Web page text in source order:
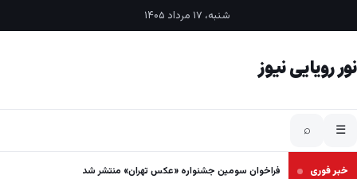
شنبه، ۱۷ مرداد ۱۴۰۵
نور رویایی نیوز
☰
⌕
خبر فوری فراخوان سومین جشنواره «عکس تهران» منتشر شد